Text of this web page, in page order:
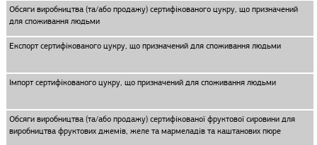
Обсяги виробництва (та/або продажу) сертифікованого цукру, що призначений
для споживання людьми
Експорт сертифікованого цукру, що призначений для споживання людьми
Імпорт сертифікованого цукру, що призначений для споживання людьми
Обсяги виробництва (та/або продажу) сертифікованої фруктової сировини для
виробництва фруктових джемів, желе та мармеладів та каштанових пюре